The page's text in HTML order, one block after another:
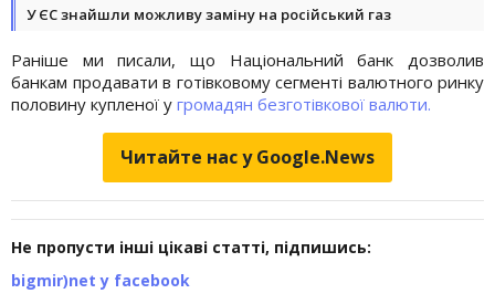
У ЄС знайшли можливу заміну на російський газ
Раніше ми писали, що Національний банк дозволив
банкам продавати в готівковому сегменті валютного ринку
половину купленої у громадян безготівкової валюти.
Читайте нас у Google.News
Не пропусти інші цікаві статті, підпишись:
bigmir)net у facebook